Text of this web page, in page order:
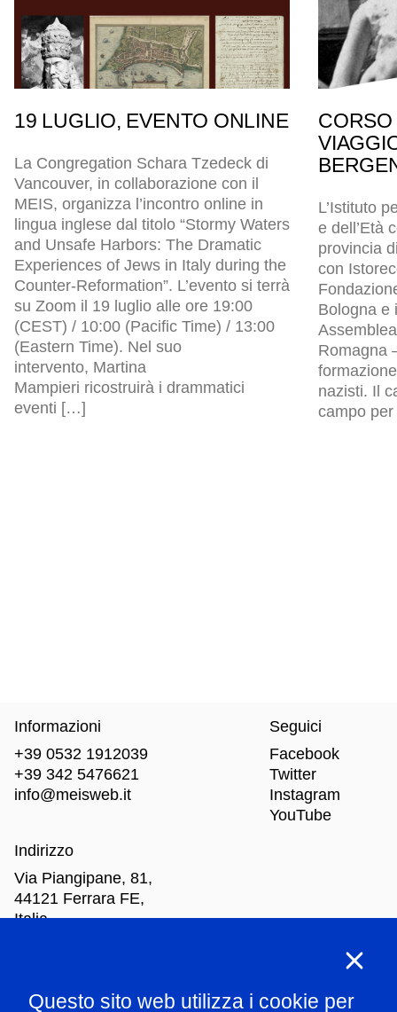
19 LUGLIO, EVENTO ONLINE
La Congregation Schara Tzedeck di
Vancouver, in collaborazione con il
MEIS, organizza l’incontro online in
lingua inglese dal titolo “Stormy Waters
and Unsafe Harbors: The Dramatic
Experiences of Jews in Italy during the
Counter-Reformation”. L’evento si terrà
su Zoom il 19 luglio alle ore 19:00
(CEST) / 10:00 (Pacific Time) / 13:00
(Eastern Time). Nel suo
intervento, Martina
Mampieri ricostruirà i drammatici
eventi […]
L’Istituto
e dell’Età
provincia
con
Bologna e
Romagna
nazisti. Il
campo
Questo sito web utilizza i cookie per
Informazioni
+39 0532 1912039
+39 342 5476621
info@meisweb.it
Indirizzo
Via Piangipane, 81,
44121 Ferrara FE,
Italia
Seguici
Facebook
Twitter
Instagram
YouTube
Mar-Dom: dalle 10.00 alle 18.00